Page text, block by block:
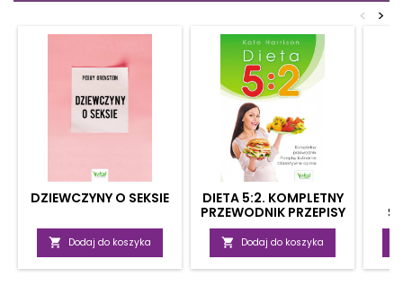
>
<
DZIEWCZYNY O SEKSIE
 Dodaj do koszyka
DIETA 5:2. KOMPLETNY
PRZEWODNIK PRZEPISY
KULINARNE,
OBIEKTYWNE OPINIE
 Dodaj do koszyka